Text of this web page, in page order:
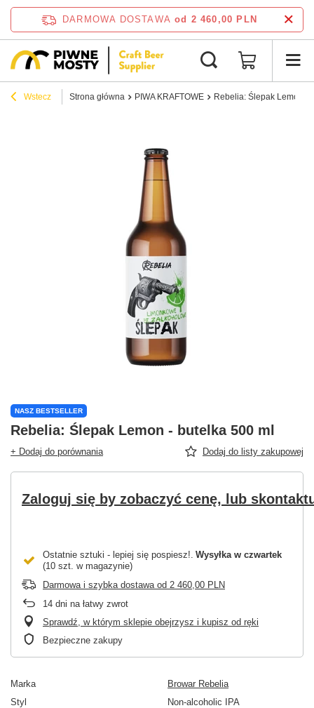
DARMOWA DOSTAWA od 2 460,00 PLN
Wstecz Strona główna PIWA KRAFTOWE Rebelia: Ślepak Lemon -
NASZ BESTSELLER
Rebelia: Ślepak Lemon - butelka 500 ml
+ Dodaj do porównania Dodaj do listy zakupowej
Zaloguj się by zobaczyć cenę, lub
Ostatnie sztuki - lepiej się pospiesz! Wysyłka w czwartek
(10 szt. w magazynie)
Darmowa i szybka dostawa od 2 460,00 PLN
14 dni na łatwy zwrot
Sprawdź, w którym sklepie obejrzysz i kupisz od ręki
Bezpieczne zakupy
Marka
Browar Rebelia
Styl
Non-alcoholic IPA